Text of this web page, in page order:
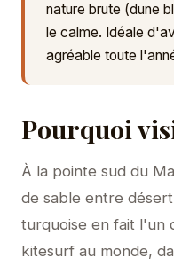
nature brute (dune
le calme. Idéale
agréable toute
Pourquoi
À la pointe sud du
de sable entre
turquoise en fait l'un
kitesurf au monde,